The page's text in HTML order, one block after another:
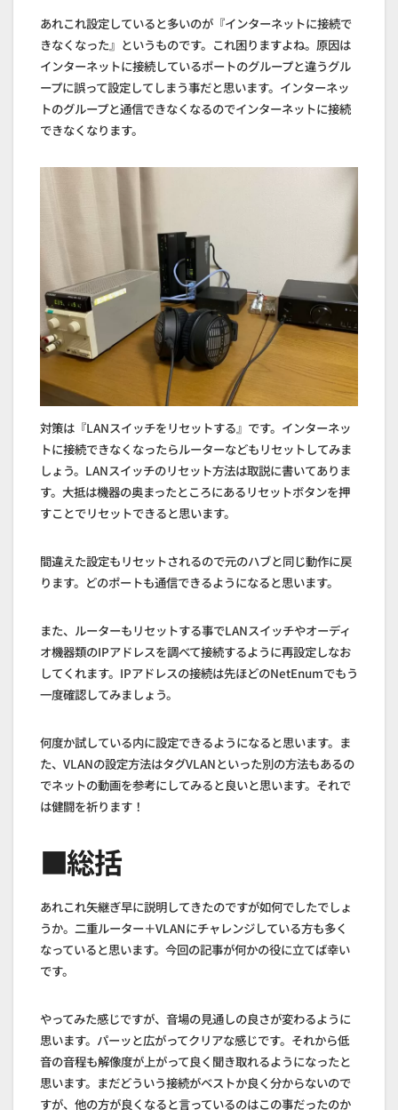
あれこれ設定していると多いのが『インターネットに接続で
きなくなった』というものです。これ困りますよね。原因は
インターネットに接続しているポートのグループと違うグル
ープに誤って設定してしまう事だと思います。インターネッ
トのグループと通信できなくなるのでインターネットに接続
できなくなります。
対策は『LANスイッチをリセットする』です。インターネッ
トに接続できなくなったらルーターなどもリセットしてみま
しょう。LANスイッチのリセット方法は取説に書いてありま
す。大抵は機器の奥まったところにあるリセットボタンを押
すことでリセットできると思います。
間違えた設定もリセットされるので元のハブと同じ動作に戻
ります。どのポートも通信できるようになると思います。
また、ルーターもリセットする事でLANスイッチやオーディ
オ機器類のIPアドレスを調べて接続するように再設定しなお
してくれます。IPアドレスの接続は先ほどのNetEnumでもう
一度確認してみましょう。
何度か試している内に設定できるようになると思います。ま
た、VLANの設定方法はタグVLANといった別の方法もあるの
でネットの動画を参考にしてみると良いと思います。それで
は健闘を祈ります！
■総括
あれこれ矢継ぎ早に説明してきたのですが如何でしたでしょ
うか。二重ルーター＋VLANにチャレンジしている方も多く
なっていると思います。今回の記事が何かの役に立てば幸い
です。
やってみた感じですが、音場の見通しの良さが変わるように
思います。パーッと広がってクリアな感じです。それから低
音の音程も解像度が上がって良く聞き取れるようになったと
思います。まだどういう接続がベストか良く分からないので
すが、他の方が良くなると言っているのはこの事だったのか